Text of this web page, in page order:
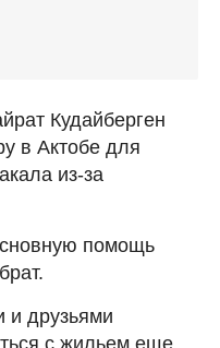
Кудайберген
в Актобе для
из-за
помощь
и друзьями
с жильем еще